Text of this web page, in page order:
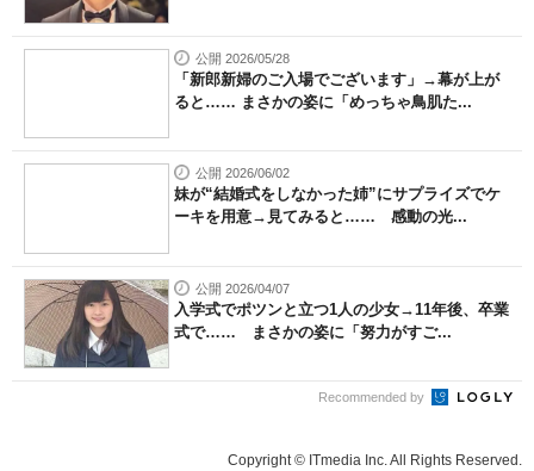
公開 2026/05/28
「新郎新婦のご入場でございます」→幕が上が
ると…… まさかの姿に「めっちゃ鳥肌た...
公開 2026/06/02
妹が“結婚式をしなかった姉”にサプライズでケ
ーキを用意→見てみると…… 感動の光...
公開 2026/04/07
入学式でポツンと立つ1人の少女→11年後、卒業
式で…… まさかの姿に「努力がすご...
Recommended by
Copyright © ITmedia Inc. All Rights Reserved.